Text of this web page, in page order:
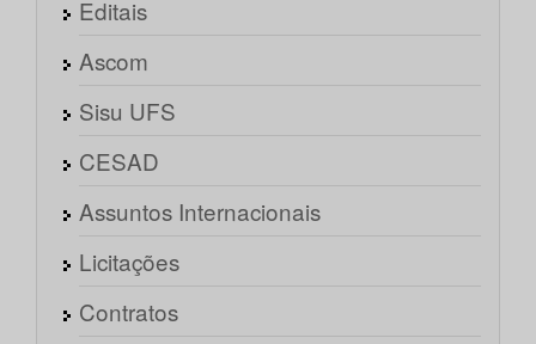
Editais
Ascom
Sisu UFS
CESAD
Assuntos Internacionais
Licitações
Contratos